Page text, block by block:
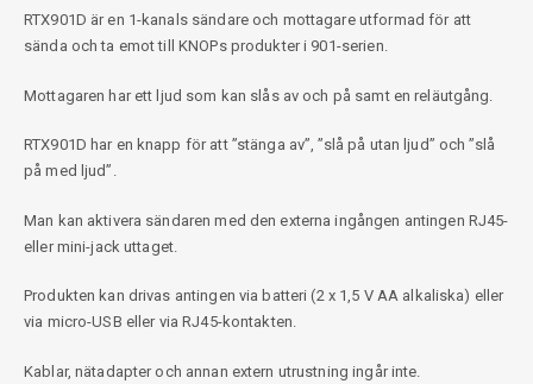
RTX901D är en 1-kanals sändare och mottagare utformad för att
sända och ta emot till KNOPs produkter i 901-serien.
Mottagaren har ett ljud som kan slås av och på samt en reläutgång.
RTX901D har en knapp för att ”stänga av”, ”slå på utan ljud” och ”slå
på med ljud”.
Man kan aktivera sändaren med den externa ingången antingen RJ45-
eller mini-jack uttaget.
Produkten kan drivas antingen via batteri (2 x 1,5 V AA alkaliska) eller
via micro-USB eller via RJ45-kontakten.
Kablar, nätadapter och annan extern utrustning ingår inte.